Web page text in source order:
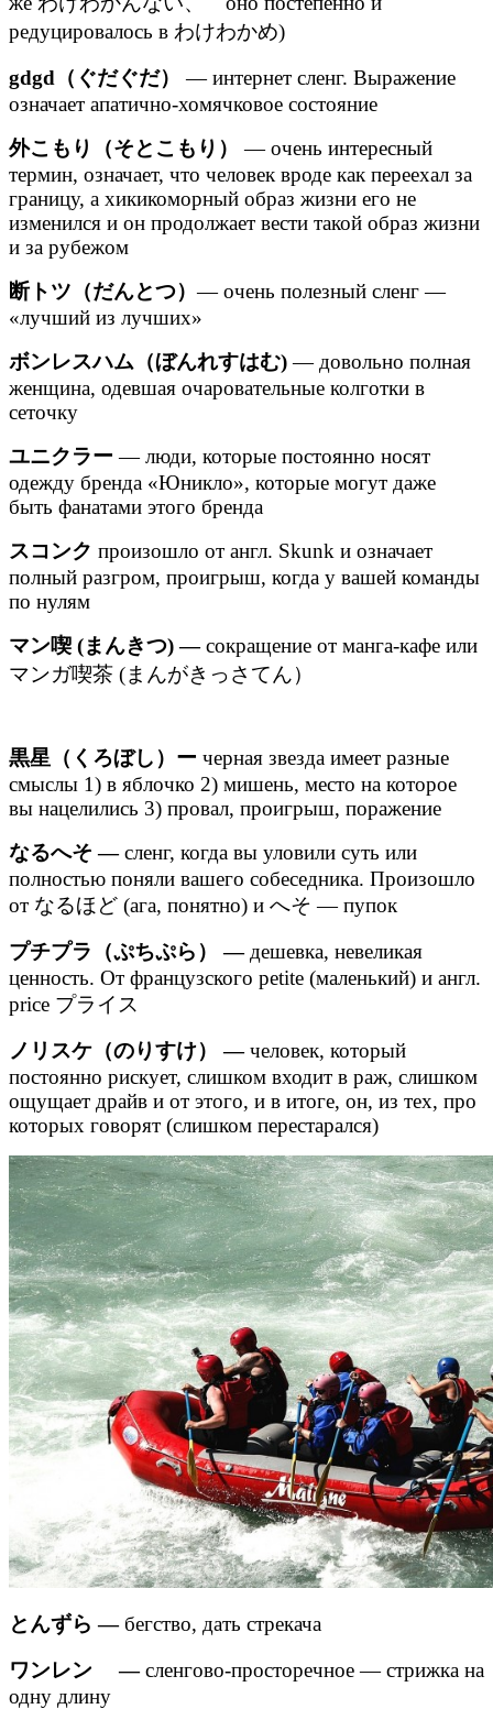
редуцировалось в わけわかめ)
gdgd（ぐだぐだ）
— интернет сленг. Выражение
означает апатично-хомячковое состояние
外こもり（そとこもり）
— очень интересный
термин, означает, что человек вроде как переехал за
границу, а хикикоморный образ жизни его не
изменился и он продолжает вести такой образ жизни
и за рубежом
断トツ（だんとつ）— очень полезный сленг —
«лучший из лучших»
ボンレスハム（ぼんれすはむ)— довольно полная
женщина, одевшая очаровательные колготки в
сеточку
ユニクラー — люди, которые постоянно носят
одежду бренда «Юникло», которые могут даже
быть фанатами этого бренда
スコンク произошло от англ. Skunk и означает
полный разгром, проигрыш, когда у вашей команды
по нулям
マン喫 (まんきつ) —сокращение от манга-кафе или
マンガ喫茶 (まんがきっさてん）
黒星（くろぼし）ー черная звезда имеет разные
смыслы 1) в яблочко 2) мишень, место на которое
вы нацелились 3) провал, проигрыш, поражение
なるへそ —сленг, когда вы уловили суть или
полностью поняли вашего собеседника. Произошло
от なるほど (ага, понятно) и へそ — пупок
プチプラ（ぷちぷら） —дешевка, невеликая
ценность. От французского petite (маленький) и англ.
price プライス
ノリスケ（のりすけ） —человек, который
постоянно рискует, слишком входит в раж, слишком
ощущает драйв и от этого, и в итоге, он, из тех, про
которых говорят (слишком перестарался)
とんずら —бегство, дать стрекача
ワンレン —сленгово-просторечное — стрижка на
одну длину